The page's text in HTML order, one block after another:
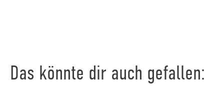
Das könnte dir auch gefallen: